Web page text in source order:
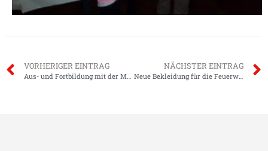
VORHERIGER EINTRAG
Aus- und Fortbildung mit der Motorsäge
NÄCHSTER EINTRAG
Neue Bekleidung für die Feuerwehr